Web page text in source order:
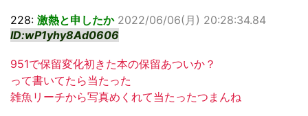
228: 激熱と申したか 2022/06/06(月) 20:28:34.84
ID:wP1yhy8Ad0606
951で保留変化初きた本の保留あついか？
って書いてたら当たった
雑魚リーチから写真めくれて当たったつまんね